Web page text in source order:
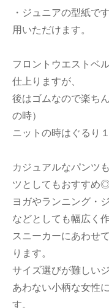
・ジュニアの型紙で
用いただけます。
フロントウエストベ
仕上りますが、
後はゴムなので楽ち
の時）
ニットの時はぐるり
カジュアルなパンツ
ツとしてもおすすめ
ヨガやランニング・
などとしても幅広く作
スニーカーにあわせ
ります。
サイズ選びが難しい
あわない小柄な女性
す。